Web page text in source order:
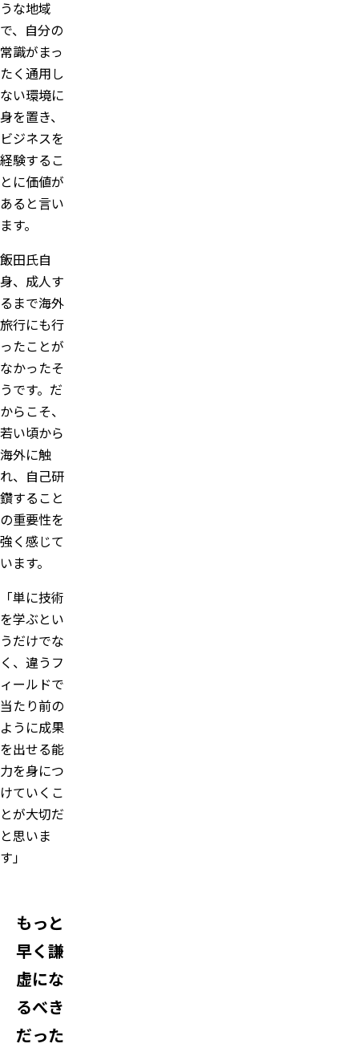
うな地域
で、自分の
常識がまっ
たく通用し
ない環境に
身を置き、
ビジネスを
経験するこ
とに価値が
あると言い
ます。
飯田氏自
身、成人す
るまで海外
旅行にも行
ったことが
なかったそ
うです。だ
からこそ、
若い頃から
海外に触
れ、自己研
鑽すること
の重要性を
強く感じて
います。
「単に技術
を学ぶとい
うだけでな
く、違うフ
ィールドで
当たり前の
ように成果
を出せる能
力を身につ
けていくこ
とが大切だ
と思いま
す」
もっと
早く謙
虚にな
るべき
だった